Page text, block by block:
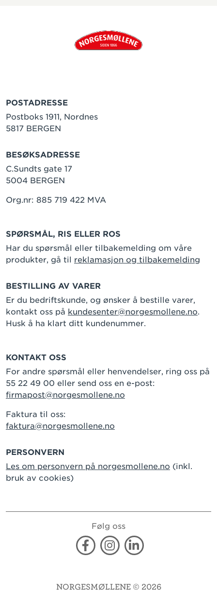
POSTADRESSE
Postboks 1911, Nordnes
5817 BERGEN
BESØKSADRESSE
C.Sundts gate 17
5004 BERGEN
Org.nr: 885 719 422 MVA
SPØRSMÅL, RIS ELLER ROS
Har du spørsmål eller tilbakemelding om våre
produkter, gå til reklamasjon og tilbakemelding
BESTILLING AV VARER
Er du bedriftskunde, og ønsker å bestille varer,
kontakt oss på kundesenter@norgesmollene.no.
Husk å ha klart ditt kundenummer.
KONTAKT OSS
For andre spørsmål eller henvendelser, ring oss på
55 22 49 00 eller send oss en e-post:
firmapost@norgesmollene.no
Faktura til oss:
faktura@norgesmollene.no
PERSONVERN
Les om personvern på norgesmollene.no (inkl.
bruk av cookies)
Følg oss
FacebookInstagramLinkedin
NORGESMØLLENE © 2026